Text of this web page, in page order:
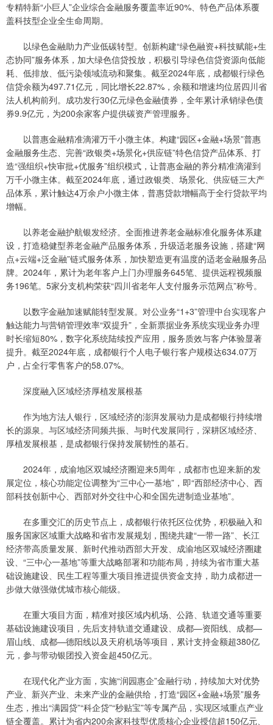
专精特新“小巨人”企业综合金融服务覆盖率近90%、特色产品体系覆
盖科技型企业全生命周期。
以绿色金融助力产业低碳转型。创新构建“绿色融资+科技赋能+生
态协同”服务体系，加大绿色信贷投放，积极引导绿色信贷资源向低能
耗、低排放、低污染领域流动和聚集。截至2024年底，成都银行绿色
信贷余额为497.71亿元，同比增长22.87%，余额和增速均位居四川省
法人机构前列。成功发行30亿元绿色金融债券，全年累计承销绿色债
券9.9亿元，为200余家客户提供碳资产管理服务。
以普惠金融精准滴灌万千小微主体。构建“园区+金融+场景”普惠
金融服务生态、完善“政银类+场景化+供应链”特色信贷产品体系、打
造“强组织+快审批+优服务”组织模式，让普惠金融的养分精准滴灌到
万千小微主体。截至2024年底，通过政银类、场景化、供应链三大产
品体系，累计触达4万余户小微主体，普惠贷款增幅高于全行贷款平均
增幅。
以养老金融护航银发经济。全面推进养老金融标准化服务体系建
设，打造稳健型养老金融产品服务体系，升级适老服务设施，搭建“网
点+云端+泛金融”链式服务体系，加快塑造更有温度的适老金融服务品
牌。2024年，累计为老年客户上门办理服务645笔、提供远程视频服
务196笔。5家分支机构荣获“四川省老年人支付服务示范网点”称号。
以数字金融加速赋能转型发展。对公业务“1+3”管理中台实现客户
触达能力与营销管理效率“双提升”，全新票据业务系统实现业务办理
时长缩短80%，数字化系统陆续投产应用，服务质效与客户体验显著
提升。截至2024年底，成都银行个人电子银行客户规模达634.07万
户，占全行零售客户的58.07%。
深度融入区域经济厚植发展根基
作为地方法人银行，区域经济的澎湃发展动力是成都银行持续增
长的源泉。与区域经济同频共振、与时代发展同行，深耕区域经济、
厚植发展根基，是成都银行保持发展韧性的基石。
2024年，成渝地区双城经济圈迎来5周年，成都市也迎来新的发
展定位，核心功能定位调整为“三中心一基地”，即“西部经济中心、西
部科技创新中心、西部对外交往中心和全国先进制造业基地”。
在多重交汇的历史节点上，成都银行依托区位优势，积极融入和
服务国家区域重大战略和省市发展规划，围绕共建“一带一路”、长江
经济带高质量发展、新时代推动西部大开发、成渝地区双城经济圈建
设、“三中心一基地”等重大战略部署和功能布局，持续为省市重大基
础设施建设、民生工程等重大项目推进提供资金支持，助力成都进一
步做大做强做优城市核心能级。
在重大项目方面，精准对接区域内机场、公路、轨道交通等重要
基础设施建设项目，先后支持轨道交通建设、成都—资阳线、成都—
眉山线、成都—德阳线以及天府机场等项目，累计支持金额超380亿
元，参与带动银团投入资金超450亿元。
在现代化产业方面，实施“润园惠企”金融行动，持续加大对优势
产业、新兴产业、未来产业的金融供给，打造“园区+金融+场景”服务
生态，推出“满园贷”“科企贷”“秒贴宝”等专属产品，实现区域重点产业
链全覆盖。累计为省内200余家科技型优质核心企业授信超150亿元、